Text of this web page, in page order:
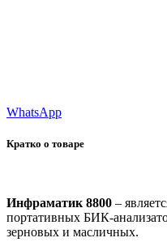
WhatsApp
Кратко о товаре
Инфраматик 8800 –
портативных БИК-
зерновых и масличных.